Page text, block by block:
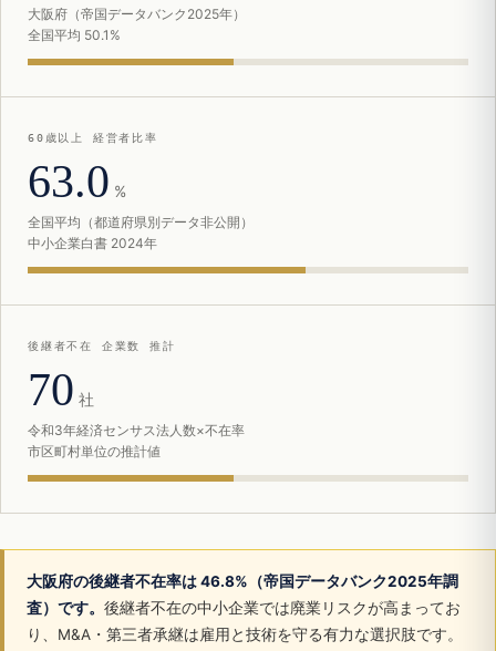
大阪府（帝国データバンク2025年）
全国平均 50.1%
60歳以上 経営者比率
63.0 %
全国平均（都道府県別データ非公開）
中小企業白書 2024年
後継者不在 企業数 推計
70 社
令和3年経済センサス法人数×不在率
市区町村単位の推計値
大阪府の後継者不在率は 46.8%（帝国データバンク2025年調
査）です。 後継者不在の中小企業では廃業リスクが高まってお
り、M&A・第三者承継は雇用と技術を守る有力な選択肢です。